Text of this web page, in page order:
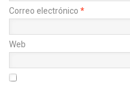
Correo electrónico *
Web